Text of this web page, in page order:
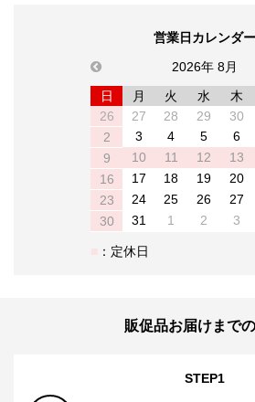
営業日カレンダー
previous
2026年 8月
日
月 火 水 木
26
27 28 29 30
2
3 4 5 6
9
10 11 12 13
16
17 18 19 20
23
24 25 26 27
30
31 1 2 3
：定休日
販促品お届けまで
STEP1